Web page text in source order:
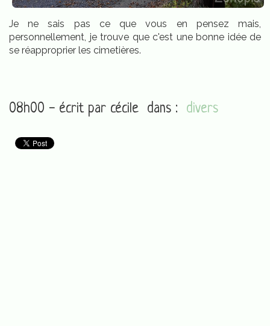
Je ne sais pas ce que vous en pensez mais,
personnellement, je trouve que c'est une bonne idée de
se réapproprier les cimetières.
08h00 - écrit par cécile dans : divers